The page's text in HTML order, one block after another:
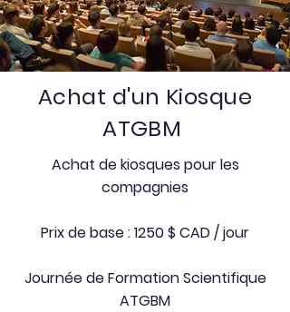
Achat d'un Kiosque
ATGBM
Achat de kiosques pour les
compagnies
Prix de base : 1250 $ CAD / jour
Journée de Formation Scientifique
ATGBM